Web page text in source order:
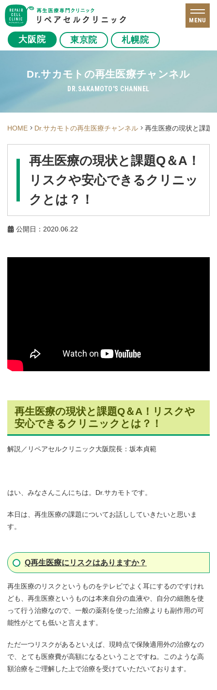
大阪院 東京院 札幌院
MENU
Dr.サカモトの再生医療チャンネル
DR.SAKAMOTO'S CHANNEL
HOME Dr.サカモトの再生医療チャンネル 再生医療の現状と課題
再生医療の現状と課題Q＆A！
リスクや安心できるクリニッ
クとは？！
公開日：2020.06.22
再生医療の現状と課題Q＆A！リスクや
安心できるクリニックとは？！
解説／リペアセルクリニック大阪院長：坂本貞範
はい、みなさんこんにちは。Dr.サカモトです。
本日は、再生医療の課題についてお話ししていきたいと思いま
す。
Q再生医療にリスクはありますか？
再生医療のリスクというものをテレビでよく耳にするのですけれ
ども、再生医療というものは本来自分の血液や、自分の細胞を使
って行う治療なので、一般の薬剤を使った治療よりも副作用の可
能性がとても低いと言えます。
ただ一つリスクがあるといえば、現時点で保険適用外の治療なの
で、とても医療費が高額になるということですね。このような高
額治療をご理解した上で治療を受けていただいております。